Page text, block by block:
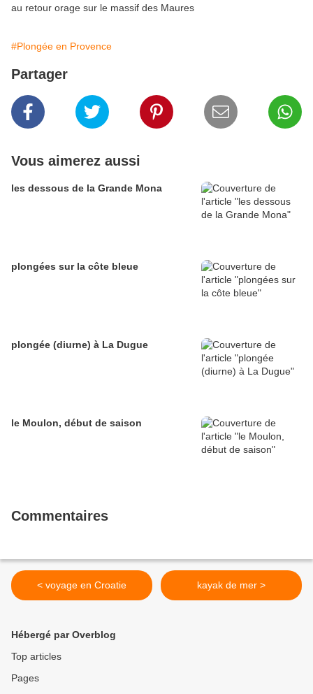
au retour orage sur le massif des Maures
#Plongée en Provence
Partager
Vous aimerez aussi
les dessous de la Grande Mona
plongées sur la côte bleue
plongée (diurne) à La Dugue
le Moulon, début de saison
Commentaires
< voyage en Croatie kayak de mer >
Hébergé par Overblog
Top articles
Pages